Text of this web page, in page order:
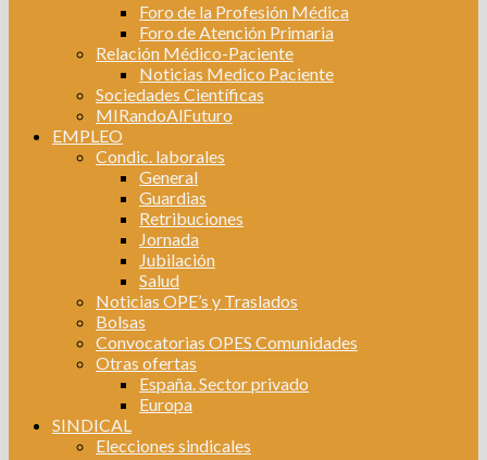
Foro de la Profesión Médica
Foro de Atención Primaria
Relación Médico-Paciente
Noticias Medico Paciente
Sociedades Científicas
MIRandoAlFuturo
EMPLEO
Condic. laborales
General
Guardias
Retribuciones
Jornada
Jubilación
Salud
Noticias OPE’s y Traslados
Bolsas
Convocatorias OPES Comunidades
Otras ofertas
España. Sector privado
Europa
SINDICAL
Elecciones sindicales